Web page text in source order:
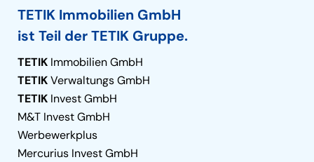
TETIK Immobilien GmbH
ist Teil der TETIK Gruppe.
TETIK Immobilien GmbH
TETIKVerwaltungs GmbH
TETIK Invest GmbH
M&T Invest GmbH
Werbewerkplus
Mercurius Invest GmbH